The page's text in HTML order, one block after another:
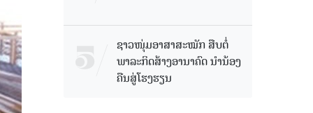
ຊາວໜຸ່ມອາສາສະໝັກ ສືບຕໍ່
ພາລະກິດສ້າງອານາຄົດ ນໍານ້ອງ
ຄືນສູ່ໂຮງຮຽນ